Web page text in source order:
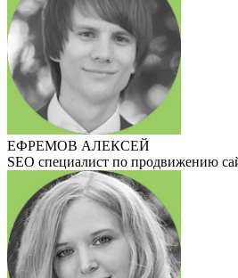
ЕФРЕМОВ АЛЕКСЕЙ
SEO специалист по продвижению